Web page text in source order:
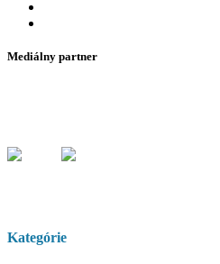
Mediálny partner
Kategórie